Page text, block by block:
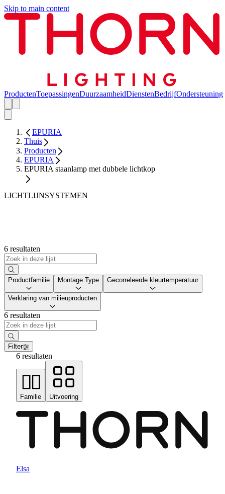
Skip to main content
ProductenToepassingenDuurzaamheidDienstenBedrijfOndersteuning
EPURIA
Thuis
Producten
EPURIA
EPURIA staanlamp met dubbele lichtkop
LICHTLIJNSYSTEMEN
6 resultaten
Productfamilie Montage Type Gecorreleerde kleurtemperatuur
Verklaring van milieuproducten
6 resultaten
Filter
6 resultaten
Familie Uitvoering
Elsa